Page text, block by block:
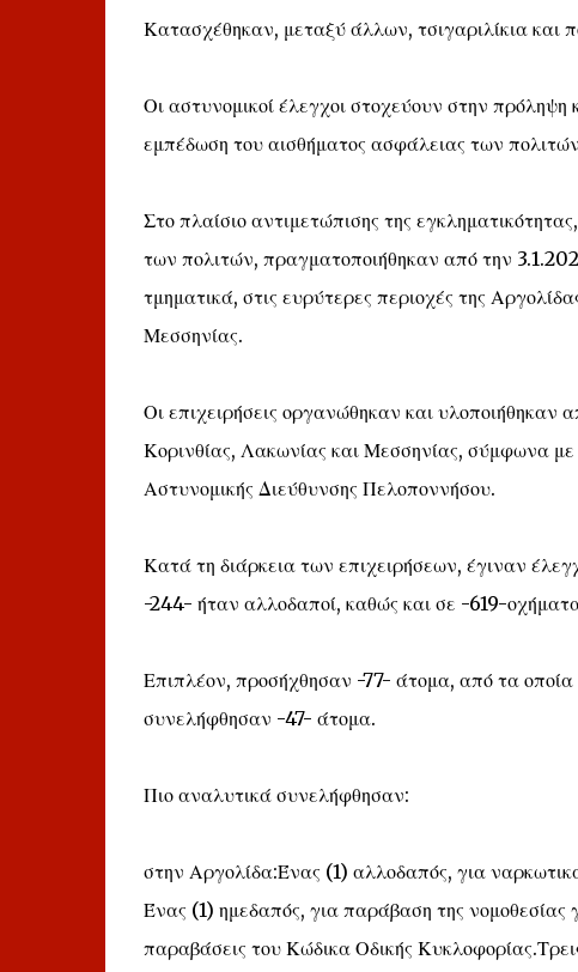
Κατασχέθηκαν, μεταξύ άλλων, τσιγαριλίκια και
Οι αστυνομικοί έλεγχοι στοχεύουν στην
εμπέδωση του αισθήματος ασφάλειας των πολιτών
Στο πλαίσιο αντιμετώπισης της
των πολιτών, πραγματοποιήθηκαν από την
τμηματικά, στις ευρύτερες περιοχές της
Μεσσηνίας.
Οι επιχειρήσεις οργανώθηκαν και υλοποιήθηκαν
Κορινθίας, Λακωνίας και Μεσσηνίας, σύμφωνα με
Αστυνομικής Διεύθυνσης Πελοποννήσου.
Κατά τη διάρκεια των επιχειρήσεων, έγιναν
-244- ήταν αλλοδαποί, καθώς και σε -619-
Επιπλέον, προσήχθησαν -77- άτομα, από τα
συνελήφθησαν -47- άτομα.
Πιο αναλυτικά συνελήφθησαν:
στην Αργολίδα:Ένας (1) αλλοδαπός, για
Ένας (1) ημεδαπός, για παράβαση της
παραβάσεις του Κώδικα Οδικής